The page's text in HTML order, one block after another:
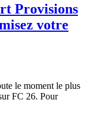
Provisions
votre
le moment le plus
FC 26. Pour